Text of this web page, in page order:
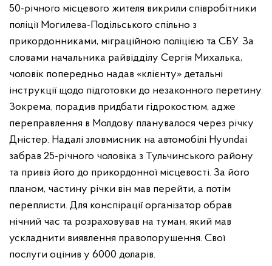
50-річного місцевого жителя викрили співробітники
поліції Могилева-Подільського спільно з
прикордонниками, міграційною поліцією та СБУ. За
словами начальника райвідділу Сергія Михалька,
чоловік попередньо надав «клієнту» детальні
інструкції щодо підготовки до незаконного перетину.
Зокрема, порадив придбати гідрокостюм, адже
переправлення в Молдову планувалося через річку
Дністер. Надалі зловмисник на автомобілі Hyundai
забрав 25-річного чоловіка з Тульчинського району
та привіз його до прикордонної місцевості. За його
планом, частину річки він мав перейти, а потім
переплисти. Для конспірації організатор обрав
нічний час та розраховував на туман, який мав
ускладнити виявлення правопорушення. Свої
послуги оцінив у 6000 доларів.